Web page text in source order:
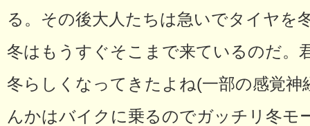
る。その後大人たちは急いでタイヤを
冬はもうすぐそこまで来ているのだ。
冬らしくなってきたよね(一部の感覚
んかはバイクに乗るのでガッチリ冬モ